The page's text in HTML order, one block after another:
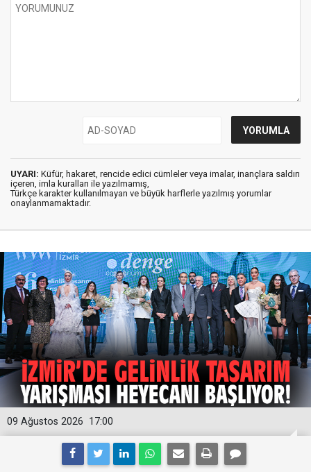
UYARI: Küfür, hakaret, rencide edici cümleler veya imalar, inançlara saldırı
içeren, imla kuralları ile yazılmamış,
Türkçe karakter kullanılmayan ve büyük harflerle yazılmış yorumlar
onaylanmamaktadır.
17:00
09 Ağustos 2026